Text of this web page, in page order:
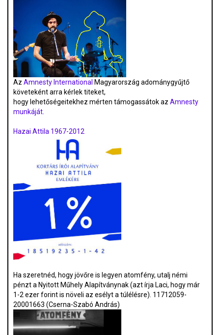
Az Amnesty International Magyarország adománygyűjtő
követeként arra kérlek titeket,
hogy lehetőségeitekhez mérten támogassátok az Amnesty
munkáját
Hazai Attila 1967-2012
Ha szeretnéd, hogy jövőre is legyen atomfény, utalj némi
pénzt a Nyitott Műhely Alapítványnak (azt írja Laci, hogy már
1-2 ezer forint is növeli az esélyt a túlélésre). 11712059-
20001663 (Cserna-Szabó András)